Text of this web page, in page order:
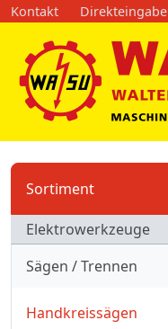
Kontakt Direkteingabe
Sortiment
Elektrowerkzeuge
Sägen / Trennen
Handkreissägen